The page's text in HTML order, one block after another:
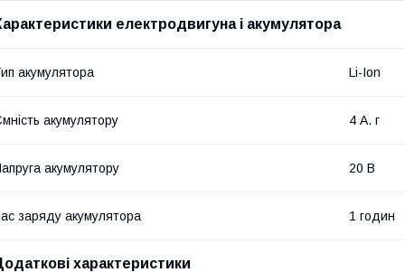
електродвигуна і акумулятора
акумулятора Li-Ion
акумулятору 4 А. г
акумулятору 20 В
заряду акумулятора 1 годин
характеристики